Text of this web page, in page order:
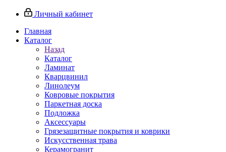
Личный кабинет
Главная
Каталог
Назад
Каталог
Ламинат
Кварцвинил
Линолеум
Ковровые покрытия
Паркетная доска
Подложка
Аксессуары
Грязезащитные покрытия и коврики
Искусственная трава
Керамогранит